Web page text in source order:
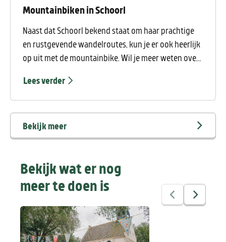
Mountainbiken in Schoorl
Naast dat Schoorl bekend staat om haar prachtige
en rustgevende wandelroutes, kun je er ook heerlijk
op uit met de mountainbike. Wil je meer weten over
alles wat je moet weten voor je op pad gaat!
Lees verder
Bekijk meer
Bekijk wat er nog
meer te doen is